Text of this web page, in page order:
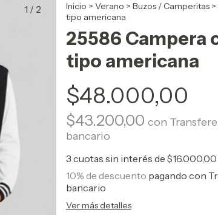
1 / 2 Inicio > Verano > Buzos / Camperitas >
tipo americana
25586 Campera
tipo americana
$48.000,00
$43.200,00 con
bancario
3 cuotas sin interés de $16.000,00
10% de descuento pagando con
bancario
Ver más detalles